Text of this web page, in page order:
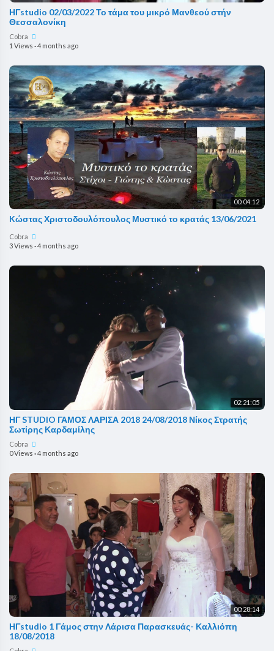
ΗΓstudio 02/03/2022 Το τάμα του μικρό Μανθεού στήν
Θεσσαλονίκη
Cobra
1 Views ·4 months ago
00:04:12
Kώστας Χριστοδουλόπουλος Μυστικό το κρατάς 13/06/2021
Cobra
3 Views ·4 months ago
02:21:05
ΗΓ STUDIO ΓΑΜΟΣ ΛΑΡΙΣΑ 2018 24/08/2018 Νίκος Στρατής
Σωτίρης Καρδαμίλης
Cobra
0 Views ·4 months ago
00:28:14
ΗΓstudio 1 Γάμος στην Λάρισα Παρασκευάς- Καλλιόπη
18/08/2018